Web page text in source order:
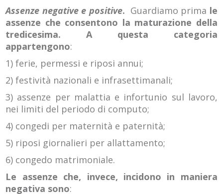
Assenze negative e positive. Guardiamo prima le
assenze che consentono la maturazione della
tredicesima. A questa categoria
appartengono:
1) ferie, permessi e riposi annui;
2) festività nazionali e infrasettimanali;
3) assenze per malattia e infortunio sul lavoro,
nei limiti del periodo di computo;
4) congedi per maternità e paternità;
5) riposi giornalieri per allattamento;
6) congedo matrimoniale.
Le assenze che, invece, incidono in maniera
negativa sono: